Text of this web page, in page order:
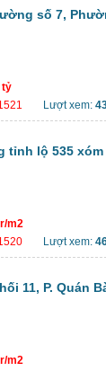
số 7,
tỷ
Lượt xem:
tỉnh lộ 535
m2
Lượt xem:
11, P. Quán
m2